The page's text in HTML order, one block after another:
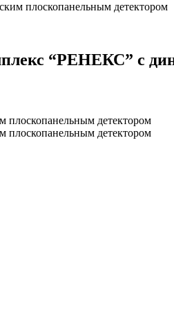
плоскопанельным детектором
“РЕНЕКС” с